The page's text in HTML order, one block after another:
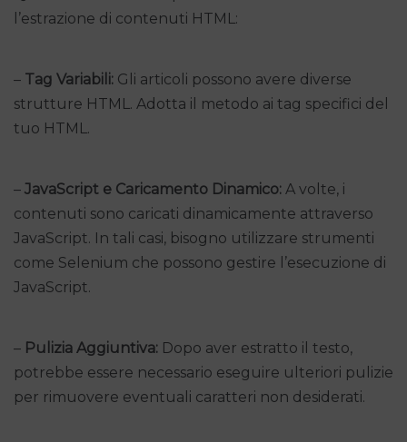
l’estrazione di contenuti HTML:
– Tag Variabili: Gli articoli possono avere diverse
strutture HTML. Adotta il metodo ai tag specifici del
tuo HTML.
– JavaScript e Caricamento Dinamico: A volte, i
contenuti sono caricati dinamicamente attraverso
JavaScript. In tali casi, bisogno utilizzare strumenti
come Selenium che possono gestire l’esecuzione di
JavaScript.
– Pulizia Aggiuntiva: Dopo aver estratto il testo,
potrebbe essere necessario eseguire ulteriori pulizie
per rimuovere eventuali caratteri non desiderati.